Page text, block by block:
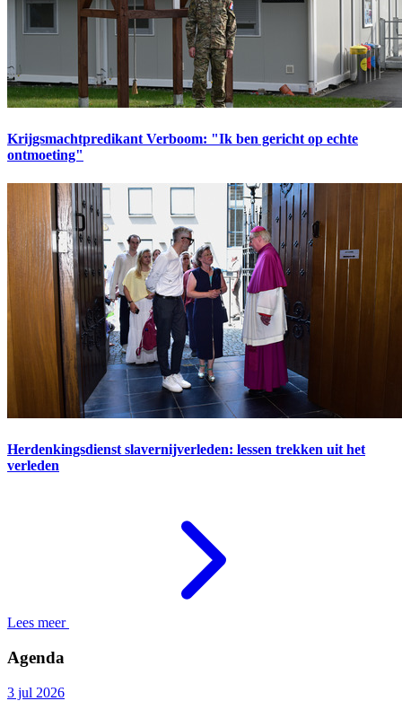
Krijgsmachtpredikant Verboom: "Ik ben gericht op echte
ontmoeting"
Herdenkingsdienst slavernijverleden: lessen trekken uit het
verleden
Lees meer
Agenda
3 jul 2026